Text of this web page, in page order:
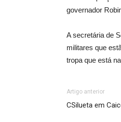
governador
A secretária de
militares que
tropa que está
Artigo anterior
CSilueta em